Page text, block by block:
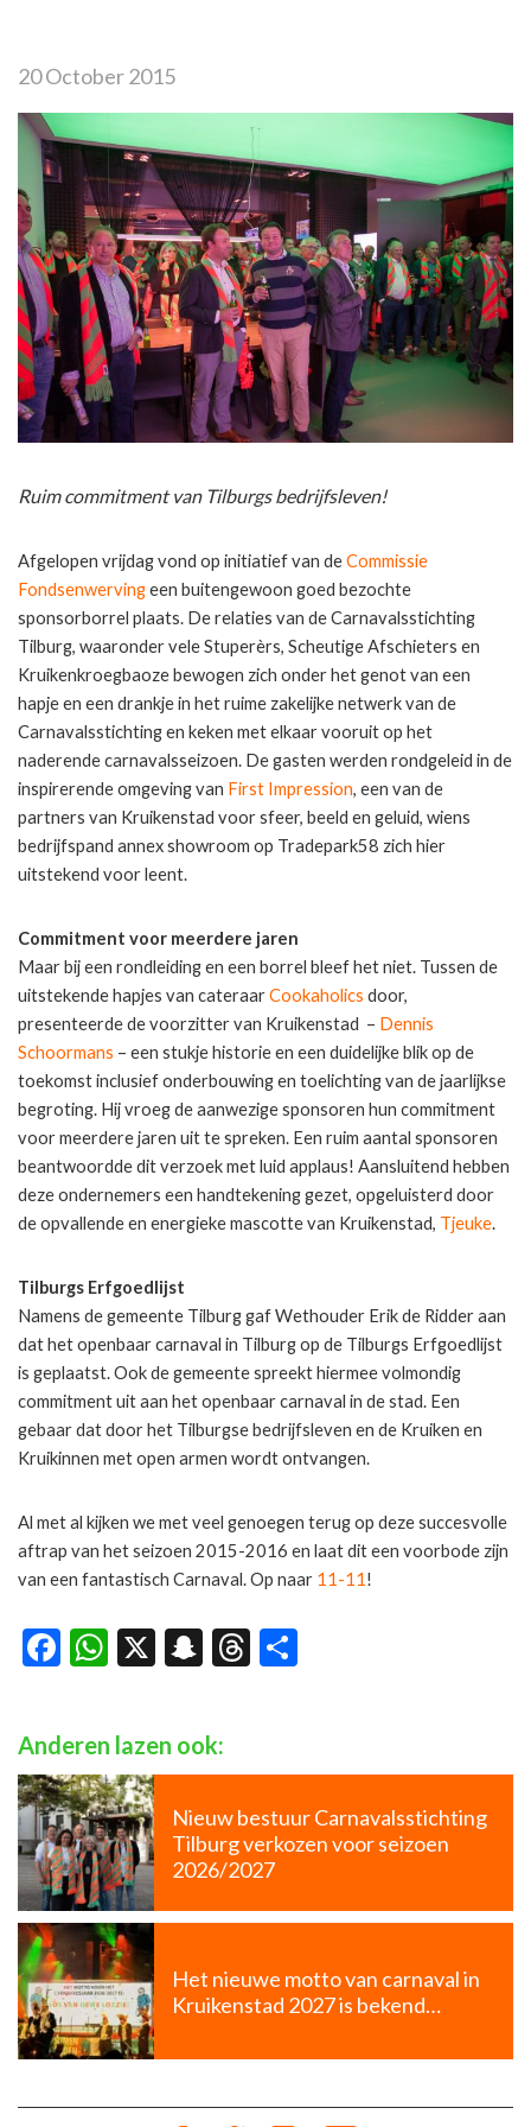
20 October 2015
Ruim commitment van Tilburgs bedrijfsleven!
Afgelopen vrijdag vond op initiatief van deCommissie
Fondsenwervingeen buitengewoon goed bezochte
sponsorborrel plaats. De relaties van de Carnavalsstichting
Tilburg, waaronder vele Stuperèrs, Scheutige Afschieters en
Kruikenkroegbaoze bewogen zich onder het genot van een
hapje en een drankje in het ruime zakelijke netwerk van de
Carnavalsstichting en keken met elkaar vooruit op het
naderende carnavalsseizoen. De gasten werden rondgeleid in de
inspirerende omgeving van First Impression, een van de
partners van Kruikenstad voor sfeer, beeld en geluid, wiens
bedrijfspand annex showroom op Tradepark58 zich hier
uitstekend voor leent.
Commitment voor meerdere jaren
Maar bij een rondleiding en een borrel bleef het niet. Tussen de
uitstekende hapjes van cateraarCookaholics door,
presenteerde de voorzitter van Kruikenstad – Dennis
Schoormans – een stukje historie en een duidelijke blik op de
toekomst inclusief onderbouwing en toelichting van de jaarlijkse
begroting. Hij vroeg de aanwezige sponsoren hun commitment
voor meerdere jaren uit te spreken. Een ruim aantal sponsoren
beantwoordde dit verzoek met luid applaus! Aansluitend hebben
deze ondernemers een handtekening gezet, opgeluisterd door
de opvallende en energieke mascotte van Kruikenstad, Tjeuke.
Tilburgs Erfgoedlijst
Namens de gemeente Tilburg gaf Wethouder Erik de Ridder aan
dat het openbaar carnaval in Tilburg op de Tilburgs Erfgoedlijst
is geplaatst. Ook de gemeente spreekt hiermee volmondig
commitment uit aan het openbaar carnaval in de stad. Een
gebaar dat door het Tilburgse bedrijfsleven en de Kruiken en
Kruikinnen met open armen wordt ontvangen.
Al met al kijken we met veel genoegen terug op deze succesvolle
aftrap van het seizoen 2015-2016 en laat dit een voorbode zijn
van een fantastisch Carnaval. Op naar 11-11!
Facebook
WhatsApp
X Snapchat
Threads
Anderen lazen ook:
Nieuw bestuur Carnavalsstichting
Tilburg verkozen voor seizoen
2026/2027
Het nieuwe motto van carnaval in
Kruikenstad 2027 is bekend…